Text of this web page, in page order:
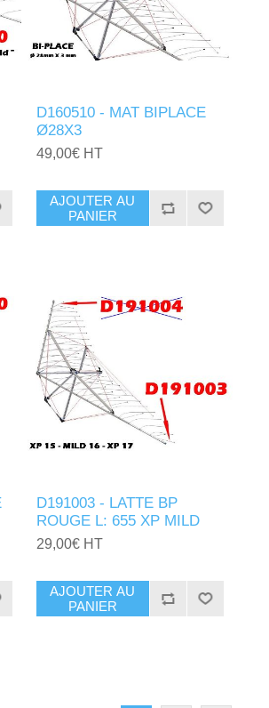
D160510 - MAT BIPLACE
Ø28X3
49,00€ HT
AJOUTER AU
PANIER
D191003 - LATTE BP
ROUGE L: 655 XP MILD
29,00€ HT
AJOUTER AU
PANIER